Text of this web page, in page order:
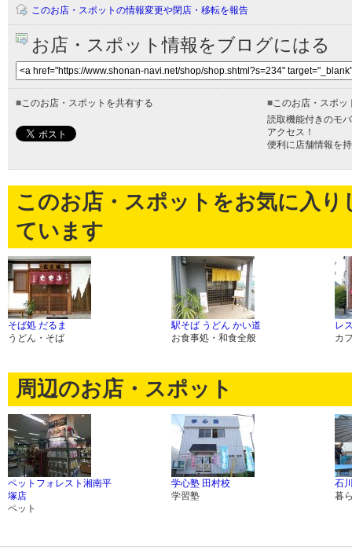
このお店・スポットの情報変更や閉店・移転を報告
お店・スポット情報をブログにはる
■このお店・スポットを共有する ■このお店・スポッ
読取機能付きのモ
アクセス！
便利に店舗情報を
このお店・スポットをお気に入
ています
そば処 だるま
うどん・そば
駅そば うどん かい道
お食事処・和食全般
レ
カ
周辺のお店・スポット
ペットフォレスト湘南平
塚店
ペット
学心塾 田村校
学習塾
石
暮